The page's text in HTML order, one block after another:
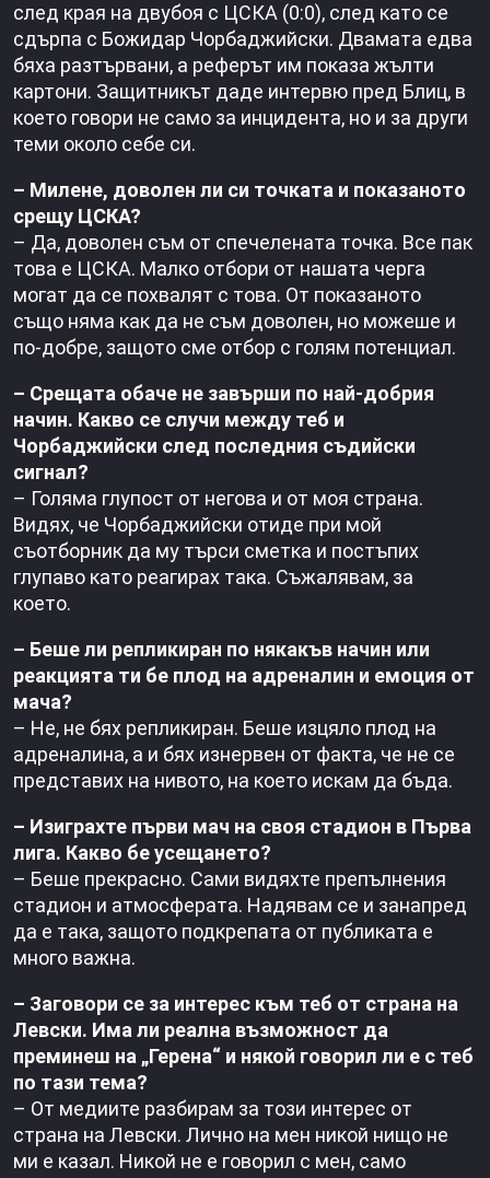
след края на двубоя с ЦСКА (0:0), след като се
сдърпа с Божидар Чорбаджийски. Двамата едва
бяха разтървани, а реферът им показа жълти
картони. Защитникът даде интервю пред Блиц, в
което говори не само за инцидента, но и за други
теми около себе си.
– Милене, доволен ли си точката и показаното
срещу ЦСКА?
– Да, доволен съм от спечелената точка. Все пак
това е ЦСКА. Малко отбори от нашата черга
могат да се похвалят с това. От показаното
също няма как да не съм доволен, но можеше и
по-добре, защото сме отбор с голям потенциал.
– Срещата обаче не завърши по най-добрия
начин. Какво се случи между теб и
Чорбаджийски след последния съдийски
сигнал?
– Голяма глупост от негова и от моя страна.
Видях, че Чорбаджийски отиде при мой
съотборник да му търси сметка и постъпих
глупаво като реагирах така. Съжалявам, за
което.
– Беше ли репликиран по някакъв начин или
реакцията ти бе плод на адреналин и емоция от
мача?
– Не, не бях репликиран. Беше изцяло плод на
адреналина, а и бях изнервен от факта, че не се
представих на нивото, на което искам да бъда.
– Изиграхте първи мач на своя стадион в Първа
лига. Какво бе усещането?
– Беше прекрасно. Сами видяхте препълнения
стадион и атмосферата. Надявам се и занапред
да е така, защото подкрепата от публиката е
много важна.
– Заговори се за интерес към теб от страна на
Левски. Има ли реална възможност да
преминеш на „Герена“ и някой говорил ли е с теб
по тази тема?
– От медиите разбирам за този интерес от
страна на Левски. Лично на мен никой нищо не
ми е казал. Никой не е говорил с мен, само